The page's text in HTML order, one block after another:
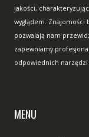
jakości,
wyglądem. Znajomości
pozwalają nam
zapewniamy
odpowiednich
MENU